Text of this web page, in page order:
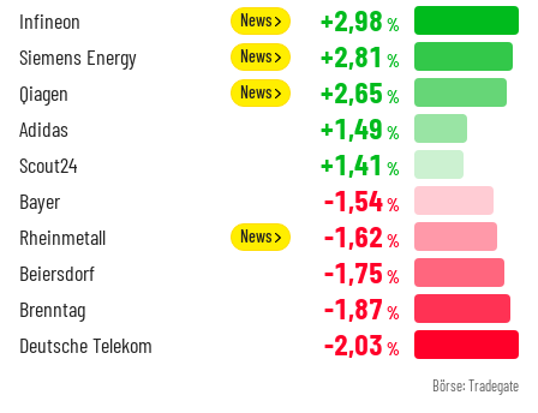
Infineon News +2,98 %
Siemens Energy News +2,81 %
Qiagen News +2,65 %
Adidas +1,49 %
Scout24 +1,41 %
Bayer -1,54%
Rheinmetall News -1,62 %
Beiersdorf -1,75 %
Brenntag -1,87 %
Deutsche Telekom -2,03 %
Börse: Tradegate